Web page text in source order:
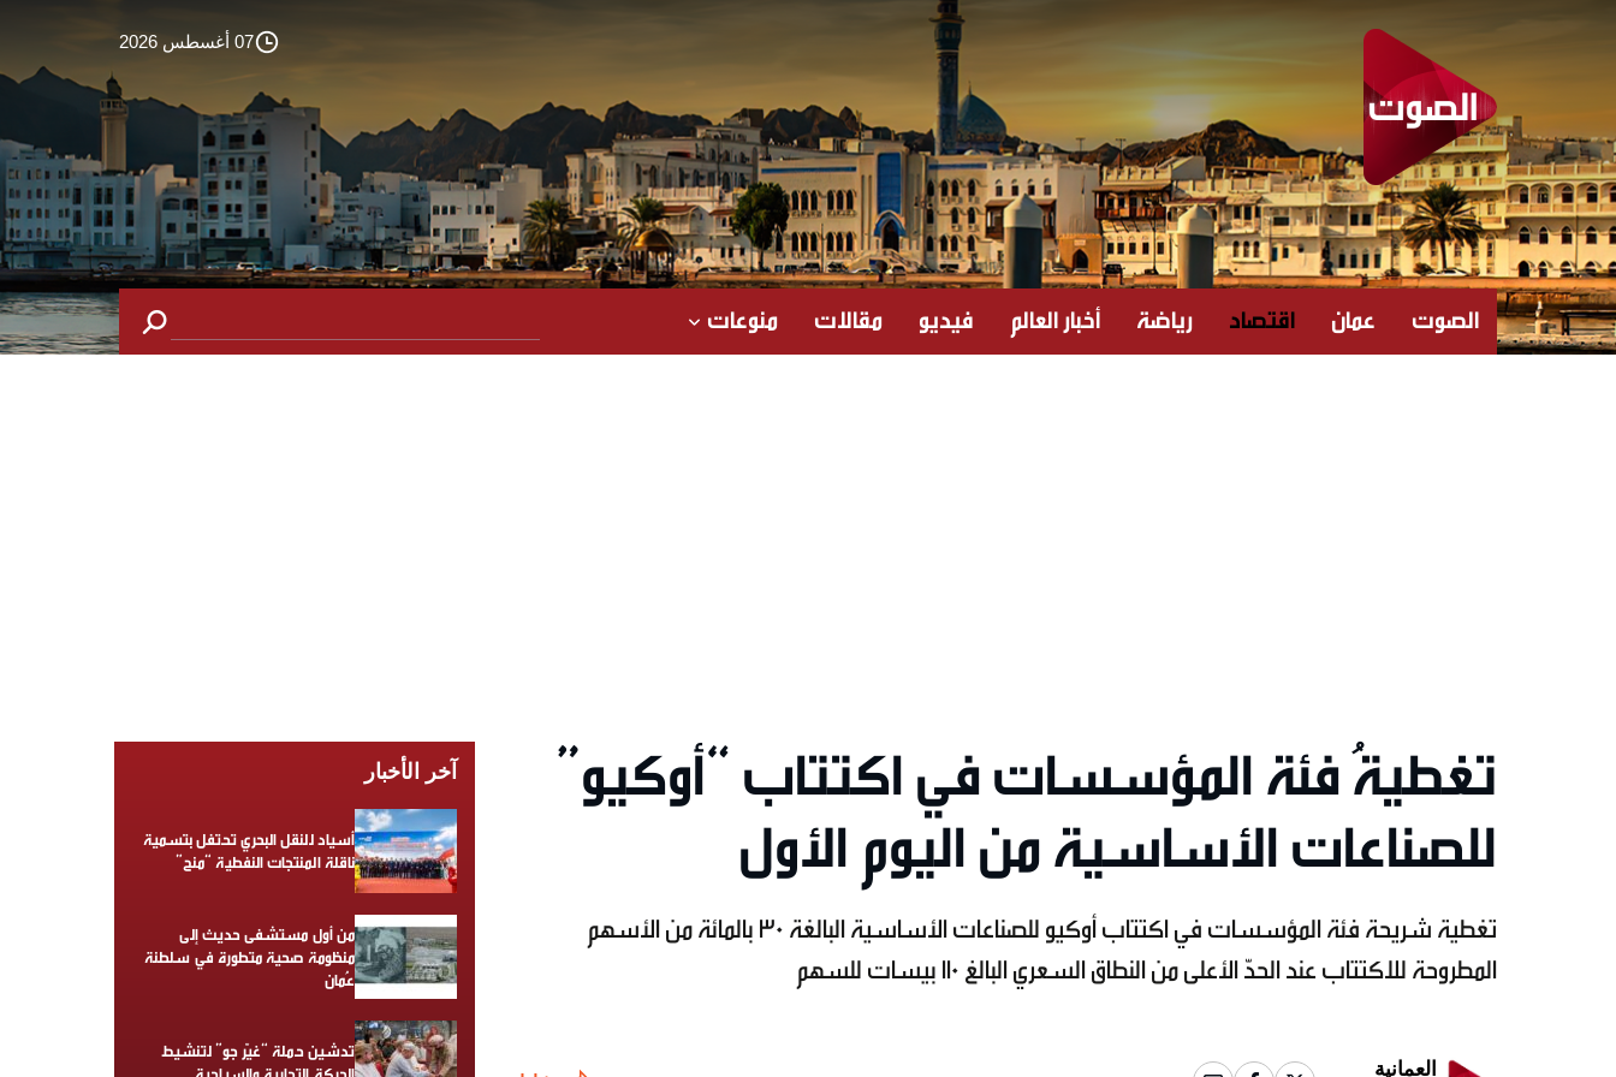
07 أغسطس 2026
الصوت عمان اقتصاد رياضة أخبار العالم فيديو مقالات منوعات
تغطيةُ فئة المؤسسات في اكتتاب “أوكيو”
للصناعات الأساسية من اليوم الأول
تغطية شريحة فئة المؤسسات في اكتتاب أوكيو للصناعات الأساسية البالغة 30 بالمائة من الأسهم
المطروحة للاكتتاب عند الحدّ الأعلى من النطاق السعري البالغ 110 بيسات للسهم
العمانية
آخر الأخبار
أسياد للنقل البحري تحتفل بتسمية
ناقلة المنتجات النفطية “منح”
من أول مستشفى حديث إلى
منظومة صحية متطورة في سلطنة
عُمان
تدشين حملة “غيّر جو” لتنشيط